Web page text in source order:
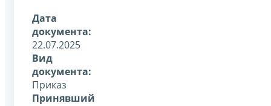
Дата
документа:
22.07.2025
Вид
документа:
Приказ
Принявший